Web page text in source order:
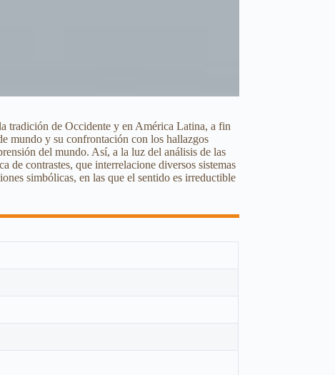
tradición de Occidente y en América Latina, a fin
mundo y su confrontación con los hallazgos
del mundo. Así, a la luz del análisis de las
de contrastes, que interrelacione diversos sistemas
simbólicas, en las que el sentido es irreductible